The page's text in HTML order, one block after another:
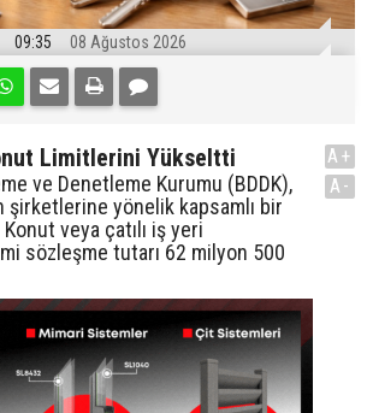
09:35 08 Ağustos 2026
Limitlerini Yükseltti
ve Denetleme Kurumu (BDDK),
yönelik kapsamlı bir
veya çatılı iş yeri
sözleşme tutarı 62 milyon 500
A+
A-